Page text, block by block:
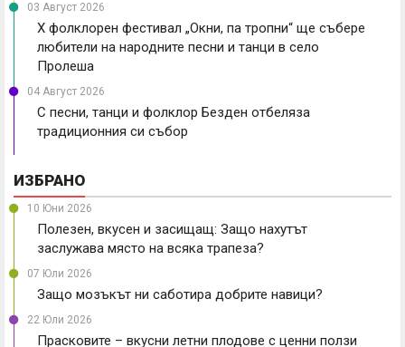
03 Август 2026
X фолклорен фестивал „Окни, па тропни“ ще събере
любители на народните песни и танци в село
Пролеша
04 Август 2026
С песни, танци и фолклор Безден отбеляза
традиционния си събор
ИЗБРАНО
10 Юни 2026
Полезен, вкусен и засищащ: Защо нахутът
заслужава място на всяка трапеза?
07 Юли 2026
Защо мозъкът ни саботира добрите навици?
22 Юли 2026
Прасковите – вкусни летни плодове с ценни ползи